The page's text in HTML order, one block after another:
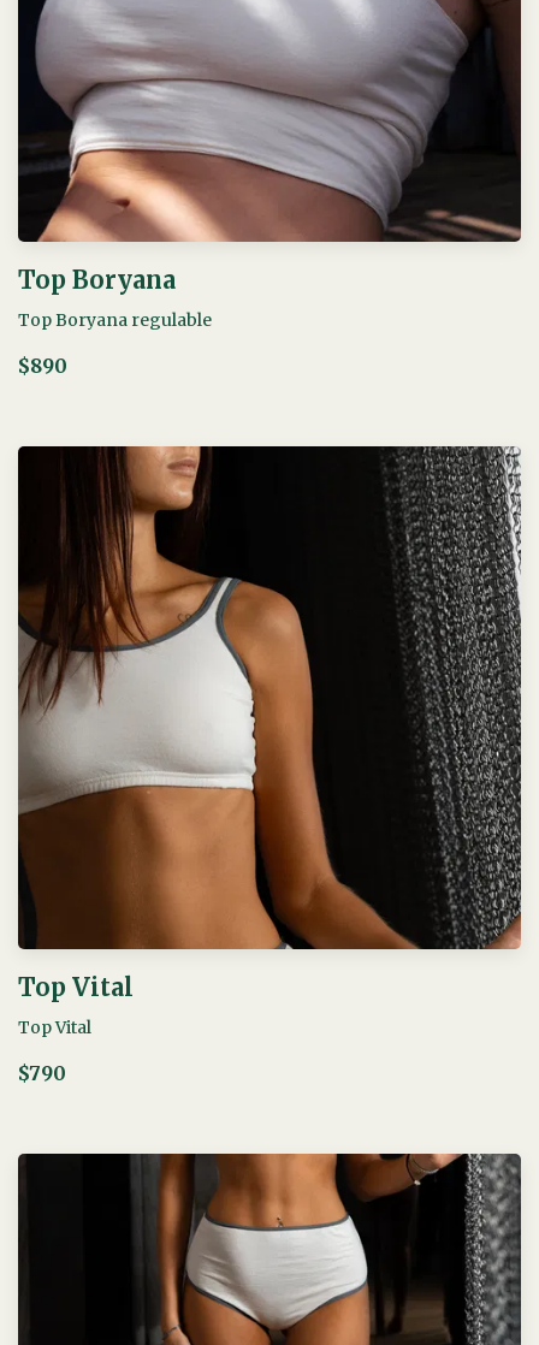
Top Boryana
Top Boryana regulable
$890
Top Vital
Top Vital
$790